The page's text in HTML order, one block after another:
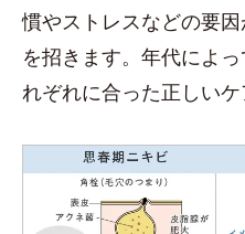
慣やストレスなどの要
を招きます。年代によ
れぞれに合った正しいケ